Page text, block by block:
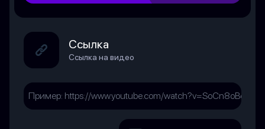
Ссылка
Ссылка на видео